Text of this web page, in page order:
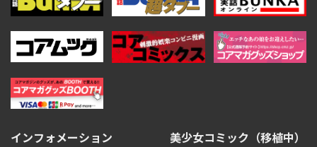
インフォメーション
美少女コミック（移植中）